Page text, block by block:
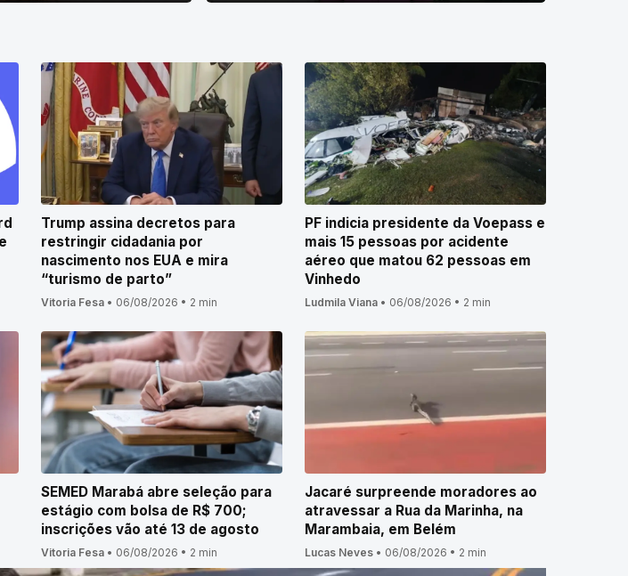
Trump assina decretos para
restringir cidadania por
nascimento nos EUA e mira
“turismo de parto”
Vitoria Fesa• 06/08/2026 • 2 min
PF indicia presidente da Voepass e
mais 15 pessoas por acidente
aéreo que matou 62 pessoas em
Vinhedo
Ludmila Viana• 06/08/2026 • 2 min
SEMED Marabá abre seleção para
estágio com bolsa de R$ 700;
inscrições vão até 13 de agosto
Vitoria Fesa• 06/08/2026 • 2 min
Jacaré surpreende moradores ao
atravessar a Rua da Marinha, na
Marambaia, em Belém
Lucas Neves• 06/08/2026 • 2 min